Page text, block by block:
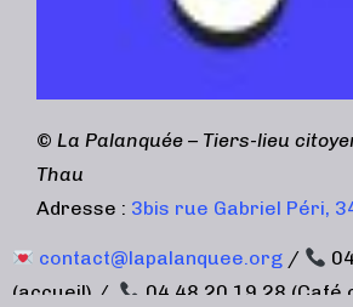
© La Palanquée – Tiers-lieu
Thau
Adresse : 3bis rue Gabriel Péri,
contact@lapalanquee.org /
(accueil) /
04 48 20 19 28 (Café